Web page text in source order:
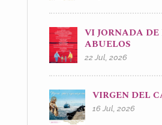
VI JORNADA DE
ABUELOS
22 Jul, 2026
VIRGEN DEL
16 Jul, 2026